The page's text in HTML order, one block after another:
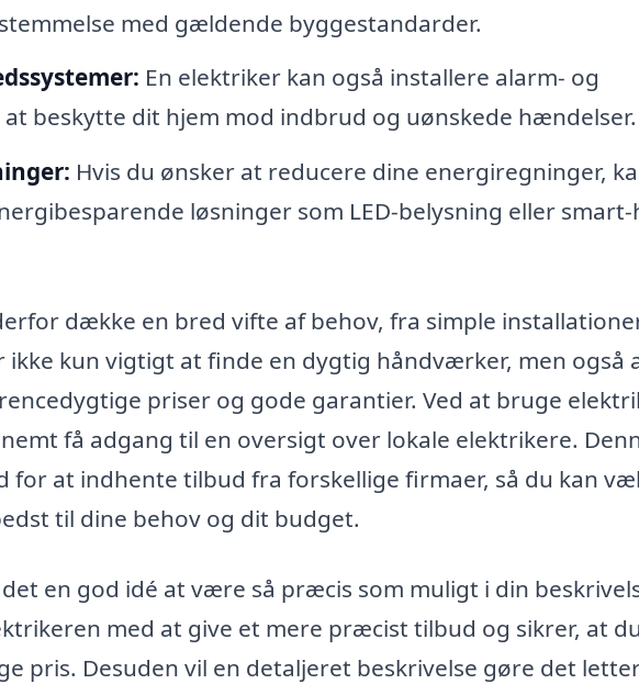
med gældende byggestandarder.
En elektriker kan også installere alarm- og
beskytte dit hjem mod indbrud og uønskede hændelser.
Hvis du ønsker at reducere dine energiregninger,
løsninger som LED-belysning eller
dække en bred vifte af behov, fra simple
ikke kun vigtigt at finde en dygtig håndværker, men også
priser og gode garantier. Ved at bruge
få adgang til en oversigt over lokale elektrikere.
for at indhente tilbud fra forskellige firmaer, så du kan
til dine behov og dit budget.
en god idé at være så præcis som muligt i din
med at give et mere præcist tilbud og sikrer, at
pris. Desuden vil en detaljeret beskrivelse gøre det